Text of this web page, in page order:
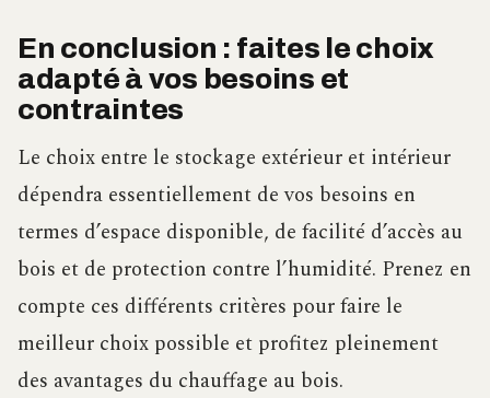
En conclusion : faites le choix
adapté à vos besoins et
contraintes
Le choix entre le stockage extérieur et intérieur
dépendra essentiellement de vos besoins en
termes d’espace disponible, de facilité d’accès au
bois et de protection contre l’humidité. Prenez en
compte ces différents critères pour faire le
meilleur choix possible et profitez pleinement
des avantages du chauffage au bois.